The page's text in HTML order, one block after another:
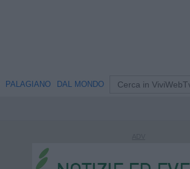
PALAGIANO DAL MONDO